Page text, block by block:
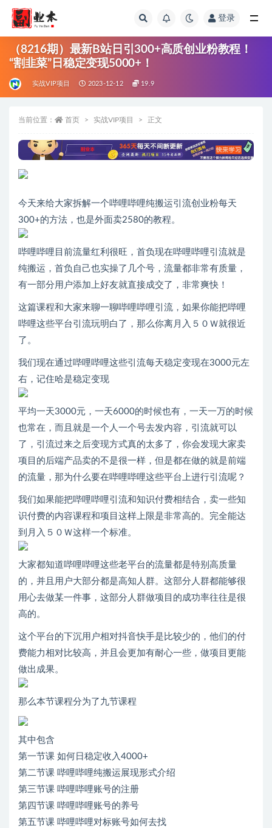
登录
（8216期）最新B站日引300+高质创业粉教程！
“割韭菜”日稳定变现5000+！
实战VIP项目 2023-12-12 19.9
当前位置： 首页 实战VIP项目 正文
今天来给大家拆解一个哔哩哔哩纯搬运引流创业粉每天
300+的方法，也是外面卖2580的教程。
哔哩哔哩目前流量红利很旺，首负现在哔哩哔哩引流就是
纯搬运，首负自己也实操了几个号，流量都非常有质量，
有一部分用户添加上好友就直接成交了，非常爽快！
这篇课程和大家来聊一聊哔哩哔哩引流，如果你能把哔哩
哔哩这些平台引流玩明白了，那么你离月入５０Ｗ就很近
了。
我们现在通过哔哩哔哩这些引流每天稳定变现在3000元左
右，记住哈是稳定变现
平均一天3000元，一天6000的时候也有，一天一万的时候
也常在，而且就是一个人一个号去发内容，引流就可以
了，引流过来之后变现方式真的太多了，你会发现大家卖
项目的后端产品卖的不是很一样，但是都在做的就是前端
的流量，那为什么要在哔哩哔哩这些平台上进行引流呢？
我们如果能把哔哩哔哩引流和知识付费相结合，卖一些知
识付费的内容课程和项目这样上限是非常高的。完全能达
到月入５０Ｗ这样一个标准。
大家都知道哔哩哔哩这些老平台的流量都是特别高质量
的，并且用户大部分都是高知人群。这部分人群都能够很
用心去做某一件事，这部分人群做项目的成功率往往是很
高的。
这个平台的下沉用户相对抖音快手是比较少的，他们的付
费能力相对比较高，并且会更加有耐心一些，做项目更能
做出成果。
那么本节课程分为了九节课程
其中包含
第一节课 如何日稳定收入4000+
第二节课 哔哩哔哩纯搬运展现形式介绍
第三节课 哔哩哔哩账号的注册
第四节课 哔哩哔哩账号的养号
第五节课 哔哩哔哩对标账号如何去找